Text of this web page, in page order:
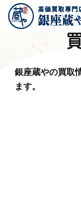
銀座蔵やの買取
ます。